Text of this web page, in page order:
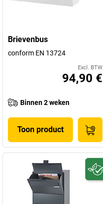
Brievenbus
conform EN 13724
Excl. BTW
94,90 €
Binnen 2 weken
Toon product